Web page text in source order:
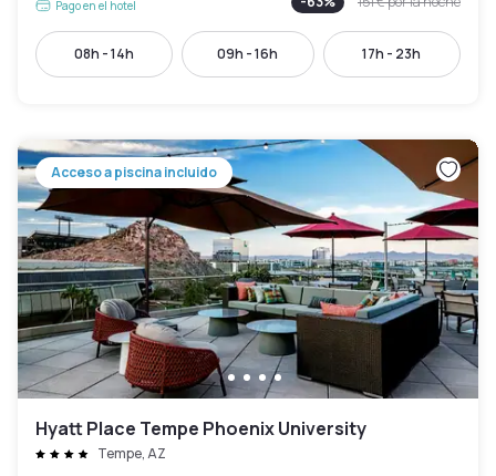
Pago en el hotel
08h - 14h 09h - 16h 17h - 23h
Acceso a piscina incluido
Hyatt Place Tempe Phoenix University
Tempe, AZ